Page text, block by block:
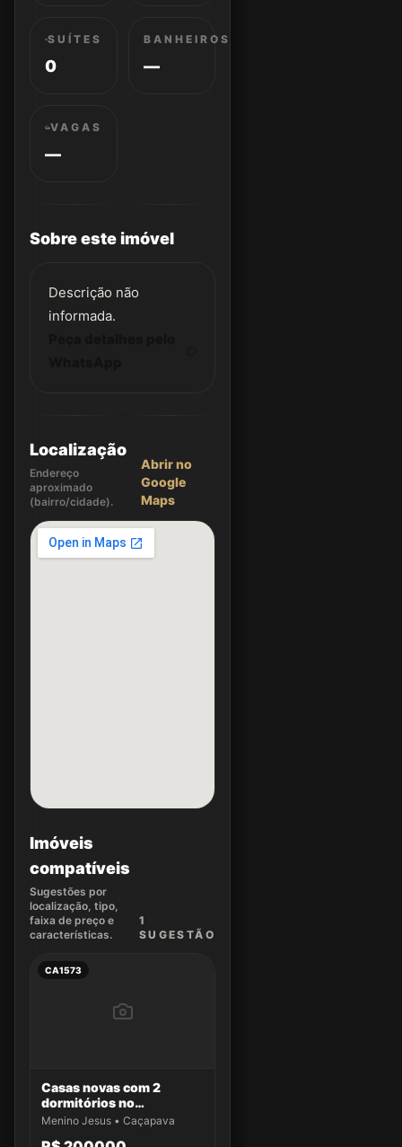
SUÍTES
0
BANHEIROS
—
VAGAS
—
Sobre este imóvel
Descrição não
informada.
Localização
Endereço
aproximado
(bairro/cidade).
Abrir no
Google
Maps
Imóveis
compatíveis
Sugestões por
localização, tipo,
faixa de preço e
características.
1
SUGESTÃO
CA1573
Casas novas com 2
dormitórios no
Residencial Aldeias da
Menino Jesus • Caçapava